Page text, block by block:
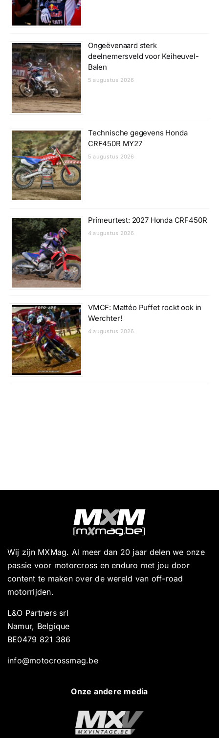
Ongeëvenaard sterk
deelnemersveld voor Keiheuvel-
Balen
5 augustus 2026
Technische gegevens Honda
CRF450R MY27
5 augustus 2026
Primeurtest: 2027 Honda CRF450R
4 augustus 2026
VMCF: Mattéo Puffet rockt ook in
Werchter!
4 augustus 2026
Wij zijn MXMag. Al meer dan 20 jaar delen we onze
passie voor motorcross en enduro met jou door
content te maken over de wereld van off-road
motorrijden.
L&O Partners srl
Namur, Belgique
BE0479 821 386
info@motocrossmag.be
Onze andere media